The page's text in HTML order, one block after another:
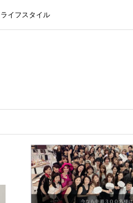
ライフスタイル